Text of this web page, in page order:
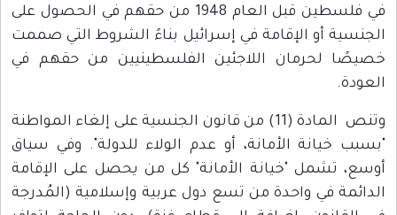
في فلسطين قبل العام 1948 من حقهم في الحصول على
الجنسية أو الإقامة في إسرائيل بناءً الشروط التي صممت
خصيصًا لحرمان اللاجئين الفلسطينيين من حقهم في
العودة.
وتنص المادة (11) من قانون الجنسية على إلغاء المواطنة
"بسبب خيانة الأمانة، أو عدم الولاء للدولة". وفي سياق
أوسع، تشمل "خيانة الأمانة" كل من يحصل على الإقامة
الدائمة في واحدة من تسع دول عربية وإسلامية (المُدرجة